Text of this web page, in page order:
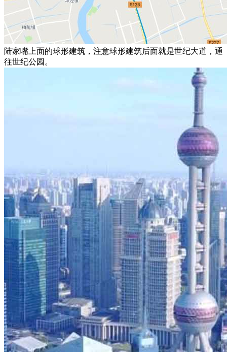
陆家嘴上面的球形建筑，注意球形建筑后面就是世纪大道，通
往世纪公园。